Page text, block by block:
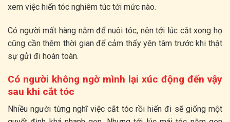
xem việc hiến tóc nghiêm túc tới mức nào.
Có người mất hàng năm để nuôi tóc, nên tới lúc cắt xong họ
cũng cần thêm thời gian để cảm thấy yên tâm trước khi thật
sự gửi đi hoàn toàn.
Có người không ngờ mình lại xúc động đến vậy
sau khi cắt tóc
Nhiều người từng nghĩ việc cắt tóc rồi hiến đi sẽ giống một